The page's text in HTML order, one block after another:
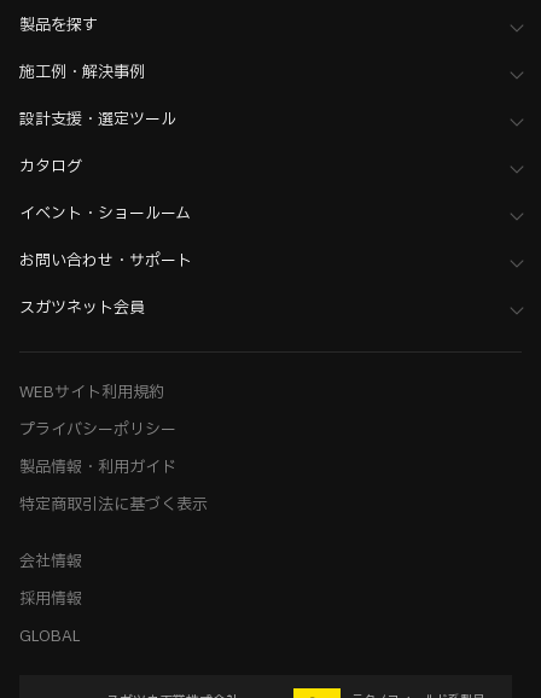
製品を探す
施工例・解決事例
設計支援・選定ツール
カタログ
イベント・ショールーム
お問い合わせ・サポート
スガツネット会員
WEBサイト利用規約
プライバシーポリシー
製品情報・利用ガイド
特定商取引法に基づく表示
会社情報
採用情報
GLOBAL